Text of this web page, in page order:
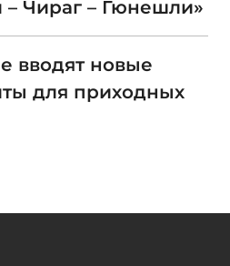
– Чираг – Гюнешли»
вводят новые
для приходных